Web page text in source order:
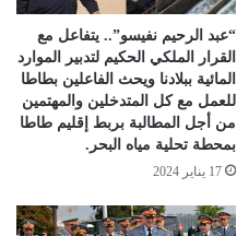
“عبد الرحيم نفيسو”.. يتفاعل مع
القرار الملكي الحكيم لتدبير الموارد
المائية ببلادنا ويحث الفاعلين بطاطا
للعمل مع كل المتدخلين والمهتمين
من أجل المطالبة بربط إقليم طاطا
بمحطة تحلية مياه البحر.
17 يناير 2024